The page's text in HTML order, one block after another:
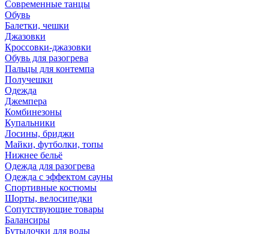
Современные танцы
Обувь
Балетки, чешки
Джазовки
Кроссовки-джазовки
Обувь для разогрева
Пальцы для контемпа
Получешки
Одежда
Джемпера
Комбинезоны
Купальники
Лосины, бриджи
Майки, футболки, топы
Нижнее бельё
Одежда для разогрева
Одежда с эффектом сауны
Спортивные костюмы
Шорты, велосипедки
Сопутствующие товары
Балансиры
Бутылочки для воды